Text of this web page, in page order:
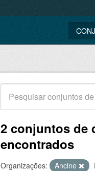
2 conjuntos de
encontrados
Organizações: Ancine